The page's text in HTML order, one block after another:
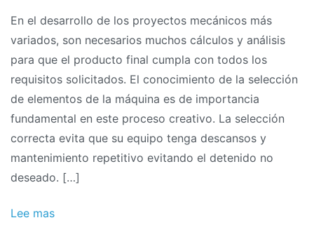
En el desarrollo de los proyectos mecánicos más
variados, son necesarios muchos cálculos y análisis
para que el producto final cumpla con todos los
requisitos solicitados. El conocimiento de la selección
de elementos de la máquina es de importancia
fundamental en este proceso creativo. La selección
correcta evita que su equipo tenga descansos y
mantenimiento repetitivo evitando el detenido no
deseado. […]
Lee mas